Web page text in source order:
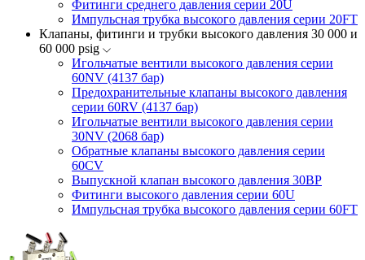
Фитинги среднего давления серии 20U
Импульсная трубка высокого давления серии 20FT
Клапаны, фитинги и трубки высокого давления 30 000 и
60 000 psig
Игольчатые вентили высокого давления серии
60NV (4137 бар)
Предохранительные клапаны высокого давления
серии 60RV (4137 бар)
Игольчатые вентили высокого давления серии
30NV (2068 бар)
Обратные клапаны высокого давления серии
60CV
Выпускной клапан высокого давления 30BP
Фитинги высокого давления серии 60U
Импульсная трубка высокого давления серии 60FT